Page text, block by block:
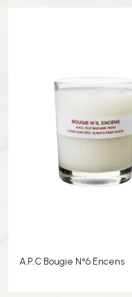
A.P.C Bougie N°6 Encens